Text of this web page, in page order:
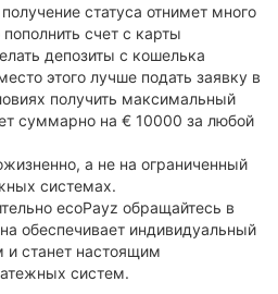
статуса отнимет много
счет с карты
депозиты с кошелька
этого лучше подать заявку в
получить максимальный
суммарно на € 10000 за любой
а не на ограниченный
системах.
ecoPayz обращайтесь в
обеспечивает индивидуальный
и станет настоящим
систем.